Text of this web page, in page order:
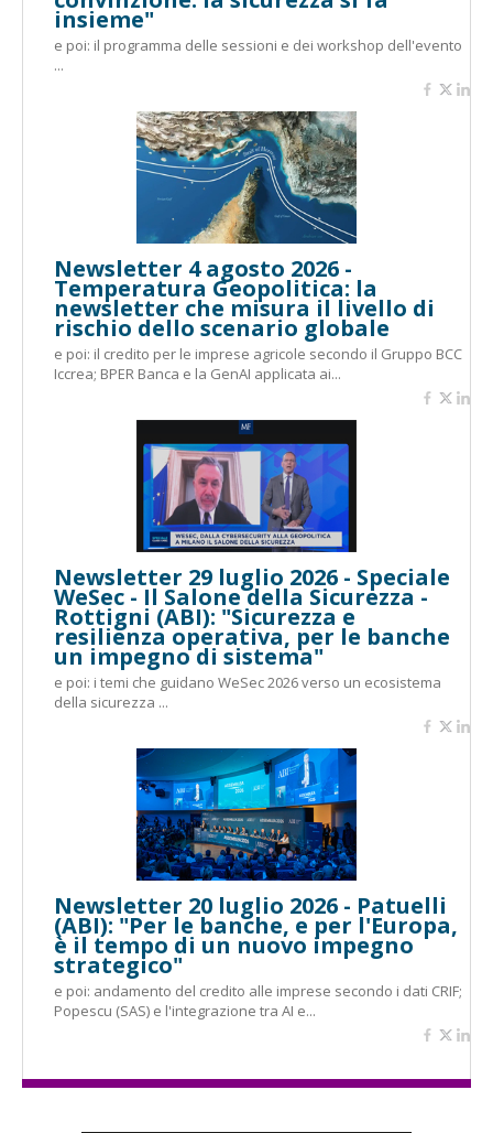
insieme"
e poi: il programma delle sessioni e dei workshop dell'evento
...
Newsletter 4 agosto 2026 -
Temperatura Geopolitica: la
newsletter che misura il livello di
rischio dello scenario globale
e poi: il credito per le imprese agricole secondo il Gruppo BCC
Iccrea; BPER Banca e la GenAI applicata ai...
Newsletter 29 luglio 2026 - Speciale
WeSec - Il Salone della Sicurezza -
Rottigni (ABI): "Sicurezza e
resilienza operativa, per le banche
un impegno di sistema"
e poi: i temi che guidano WeSec 2026 verso un ecosistema
della sicurezza ...
Newsletter 20 luglio 2026 - Patuelli
(ABI): "Per le banche, e per l'Europa,
è il tempo di un nuovo impegno
strategico"
e poi: andamento del credito alle imprese secondo i dati CRIF;
Popescu (SAS) e l'integrazione tra AI e...